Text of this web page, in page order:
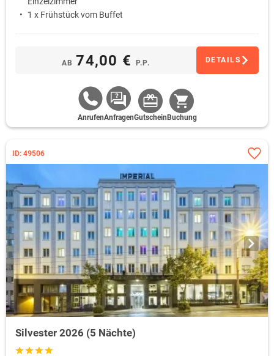
1 x Frühstück vom Buffet
AB 74,00 € P.P. DETAILS
AnrufenAnfragenGutschein Buchung
ID: 49506
Silvester 2026 (5 Nächte)